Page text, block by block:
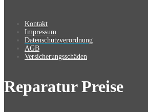
Kontakt
Impressum
Datenschutzverordnung
AGB
Versicherungsschäden
Reparatur Preise